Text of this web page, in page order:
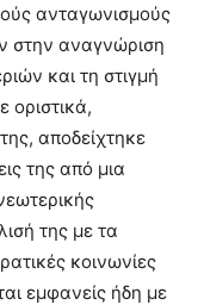
ανταγωνισμούς
στην αναγνώριση
και τη στιγμή
οριστικά,
αποδείχτηκε
της από μια
της με τα
κοινωνίες
εμφανείς ήδη με